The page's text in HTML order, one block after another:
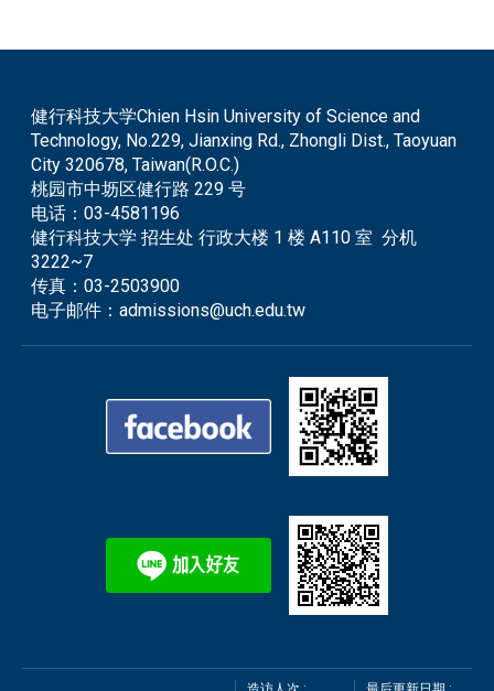
健行科技大学Chien Hsin University of Science and
Technology, No.229, Jianxing Rd., Zhongli Dist., Taoyuan
City 320678, Taiwan(R.O.C.)
桃园市中坜区健行路 229 号
电话：03-4581196
健行科技大学 招生处 行政大楼 1 楼 A110 室 分机
3222~7
传真：03-2503900
电子邮件：admissions@uch.edu.tw